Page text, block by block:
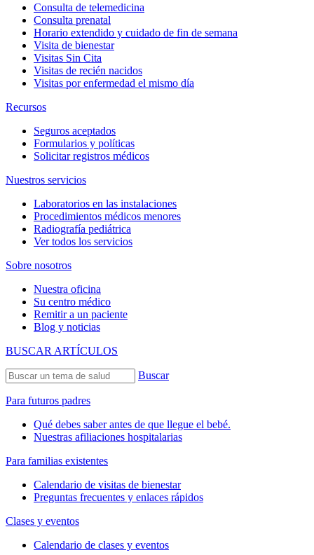
Consulta de telemedicina
Consulta prenatal
Horario extendido y cuidado de fin de semana
Visita de bienestar
Visitas Sin Cita
Visitas de recién nacidos
Visitas por enfermedad el mismo día
Recursos
Seguros aceptados
Formularios y políticas
Solicitar registros médicos
Nuestros servicios
Laboratorios en las instalaciones
Procedimientos médicos menores
Radiografía pediátrica
Ver todos los servicios
Sobre nosotros
Nuestra oficina
Su centro médico
Remitir a un paciente
Blog y noticias
BUSCAR ARTÍCULOS
Buscar
Para futuros padres
Qué debes saber antes de que llegue el bebé.
Nuestras afiliaciones hospitalarias
Para familias existentes
Calendario de visitas de bienestar
Preguntas frecuentes y enlaces rápidos
Clases y eventos
Calendario de clases y eventos